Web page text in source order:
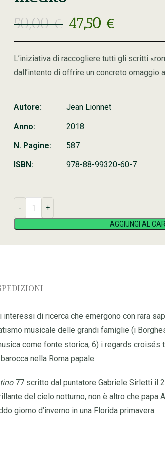
50,00€ 47,50 €
L’iniziativa di raccogliere tutti gli scritti
dall’intento di offrire un concreto omaggio
Autore:
Anno:
N. Pagine:
ISBN:
Jean Lionnet
2018
587
978-88-99320-60-7
AGGIUNGI AL
di ricerca che emergono con rara
musicale delle grandi famiglie (i
come fonte storica; 6) i regards croisés
nella Roma papale.
77 scritto dal puntatore Gabriele Sirletti il
del cielo notturno, non è altro che papa
giorno d’inverno in una Florida primavera.